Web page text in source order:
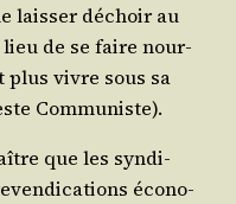
lais­ser déchoir au
de se faire nour­
vivre sous sa
Communiste).
que les syn­di­
éco­no­